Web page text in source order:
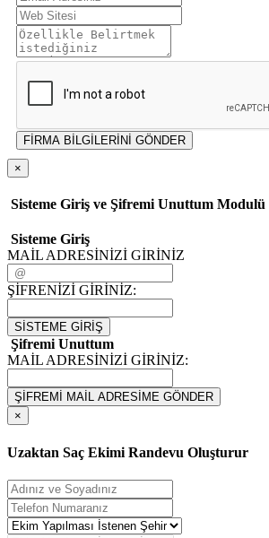
FİRMA BİLGİLERİNİ GÖNDER
×
Sisteme Giriş ve Şifremi Unuttum Modulü
Sisteme Giriş
MAİL ADRESİNİZİ GİRİNİZ
ŞİFRENİZİ GİRİNİZ:
SİSTEME GİRİŞ
Şifremi Unuttum
MAİL ADRESİNİZİ GİRİNİZ:
ŞİFREMİ MAİL ADRESİME GÖNDER
×
Uzaktan Saç Ekimi Randevu Oluşturur